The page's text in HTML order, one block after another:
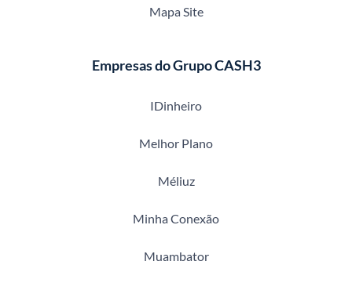
Mapa Site
Empresas do Grupo CASH3
IDinheiro
Melhor Plano
Méliuz
Minha Conexão
Muambator